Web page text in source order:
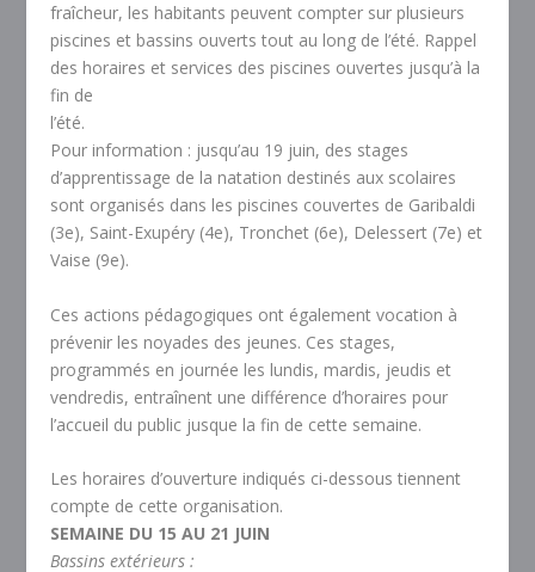
fraîcheur, les habitants peuvent compter sur plusieurs
piscines et bassins ouverts tout au long de l’été. Rappel
des horaires et services des piscines ouvertes jusqu’à la
fin de
l’été.
Pour information : jusqu’au 19 juin, des stages
d’apprentissage de la natation destinés aux scolaires
sont organisés dans les piscines couvertes de Garibaldi
(3e), Saint-Exupéry (4e), Tronchet (6e), Delessert (7e) et
Vaise (9e).
Ces actions pédagogiques ont également vocation à
prévenir les noyades des jeunes. Ces stages,
programmés en journée les lundis, mardis, jeudis et
vendredis, entraînent une différence d’horaires pour
l’accueil du public jusque la fin de cette semaine.
Les horaires d’ouverture indiqués ci-dessous tiennent
compte de cette organisation.
SEMAINE DU 15 AU 21 JUIN
Bassins extérieurs :